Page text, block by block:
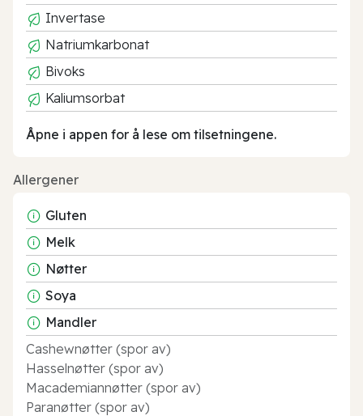
Invertase
Natriumkarbonat
Bivoks
Kaliumsorbat
Åpne i appen for å lese om tilsetningene.
Allergener
Gluten
Melk
Nøtter
Soya
Mandler
Cashewnøtter (spor av)
Hasselnøtter (spor av)
Macademiannøtter (spor av)
Paranøtter (spor av)